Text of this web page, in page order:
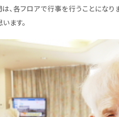
は、各フロアで行事を行うことにな
ます。